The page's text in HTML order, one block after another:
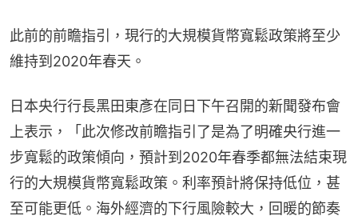
此前的前瞻指引，現行的大規模貨幣寬鬆政策將至少
維持到2020年春天。
日本央行行長黑田東彥在同日下午召開的新聞發布會
上表示，「此次修改前瞻指引了是為了明確央行進一
步寬鬆的政策傾向，預計到2020年春季都無法結束現
行的大規模貨幣寬鬆政策。利率預計將保持低位，甚
至可能更低。海外經濟的下行風險較大，回暖的節奏